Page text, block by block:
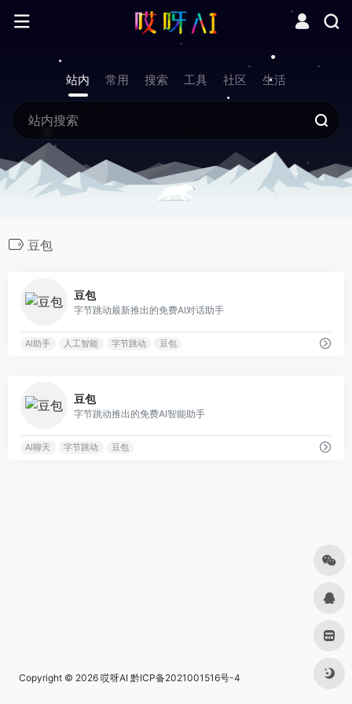
站内 常用 搜索 工具 社区 生活
豆包
豆包
字节跳动最新推出的免费AI对话助手
AI助手 人工智能 字节跳动 豆包
豆包
字节跳动推出的免费AI智能助手
AI聊天 字节跳动 豆包
Copyright © 2026 哎呀AI 黔ICP备2021001516号-4